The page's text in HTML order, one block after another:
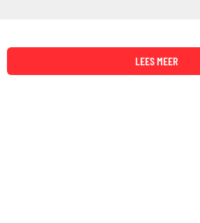
LEES MEER